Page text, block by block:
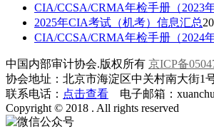
CIA/CCSA/CRMA年检手册（2023年
2025年CIA考试（机考）信息汇总
CIA/CCSA/CRMA年检手册（2024年
中国内部审计协会.版权所有 京ICP备
协会地址：北京市海淀区中关村南大街1
联系电话： 点击查看 电子邮箱：
Copyright © 2018 . All rights reserved